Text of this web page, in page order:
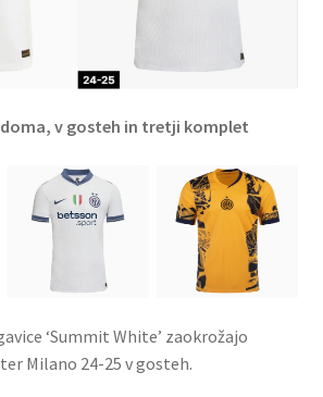
doma, v gosteh in tretji komplet
‘Summit White’ zaokrožajo
Milano 24-25 v gosteh.